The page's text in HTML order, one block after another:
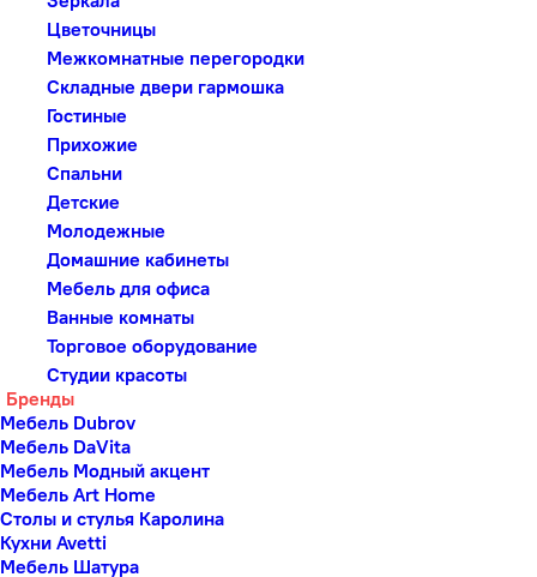
Цветочницы
Межкомнатные перегородки
Складные двери гармошка
Гостиные
Прихожие
Спальни
Детские
Молодежные
Домашние кабинеты
Мебель для офиса
Ванные комнаты
Торговое оборудование
Студии красоты
Бренды
Мебель Dubrov
Мебель DaVita
Мебель Модный акцент
Мебель Art Home
Столы и стулья Каролина
Кухни Avetti
Мебель Шатура